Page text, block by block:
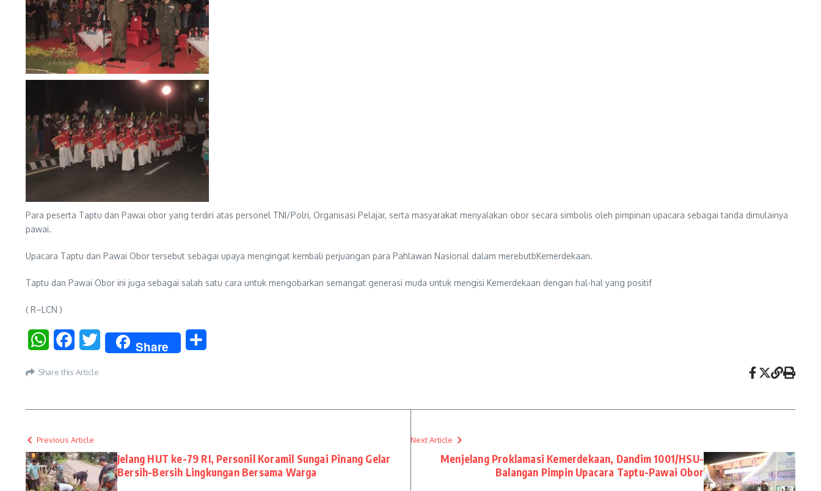
Para peserta Taptu dan Pawai obor yang terdiri atas personel TNI/Polri, Organisasi Pelajar, serta masyarakat menyalakan obor secara simbolis oleh pimpinan upacara sebagai tanda dimulainya
pawai.
Upacara Taptu dan Pawai Obor tersebut sebagai upaya mengingat kembali perjuangan para Pahlawan Nasional dalam merebutbKemerdekaan.
Taptu dan Pawai Obor ini juga sebagai salah satu cara untuk mengobarkan semangat generasi muda untuk mengisi Kemerdekaan dengan hal-hal yang positif
( R–LCN )
WhatsAppFacebookTwitter Share
Share this Article
Previous Article
Jelang HUT ke-79 RI, Personil Koramil Sungai Pinang Gelar
Bersih-Bersih Lingkungan Bersama Warga
Next Article
Menjelang Proklamasi Kemerdekaan, Dandim 1001/HSU-
Balangan Pimpin Upacara Taptu-Pawai Obor